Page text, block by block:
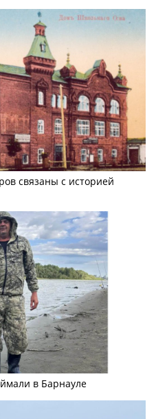
связаны с историей
в Барнауле